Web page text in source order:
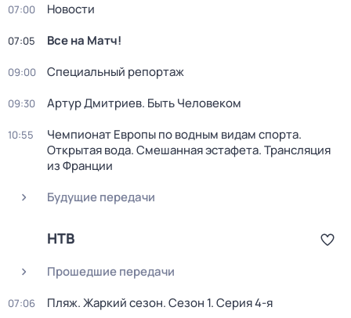
07:00 Новости
07:05 Все на Матч!
09:00 Специальный репортаж
09:30 Артур Дмитриев. Быть Человеком
10:55
Чемпионат Европы по водным видам спорта.
Открытая вода. Смешанная эстафета. Трансляция
из Франции
Будущие передачи
НТВ
Прошедшие передачи
07:06 Пляж. Жаркий сезон. Сезон 1. Серия 4-я